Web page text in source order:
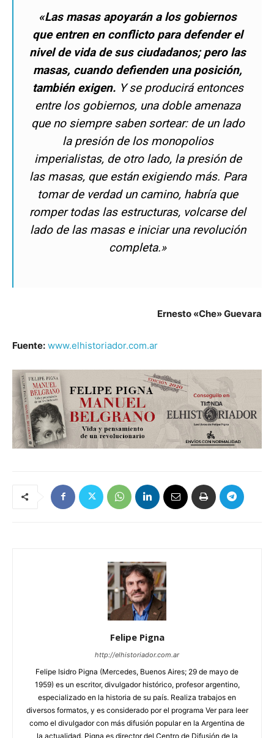
«Las masas apoyarán a los gobiernos
que entren en conflicto para defender el
nivel de vida de sus ciudadanos; pero las
masas, cuando defienden una posición,
también exigen. Y se producirá entonces
entre los gobiernos, una doble amenaza
que no siempre saben sortear: de un lado
la presión de los monopolios
imperialistas, de otro lado, la presión de
las masas, que están exigiendo más. Para
tomar de verdad un camino, habría que
romper todas las estructuras, volcarse del
lado de las masas e iniciar una revolución
completa.»
Ernesto «Che» Guevara
Fuente: www.elhistoriador.com.ar
Felipe Pigna
http://elhistoriador.com.ar
Felipe Isidro Pigna (Mercedes, Buenos Aires; 29 de mayo de
1959) es un escritor, divulgador histórico, profesor argentino,
especializado en la historia de su país. Realiza trabajos en
diversos formatos, y es considerado por el programa Ver para leer
como el divulgador con más difusión popular en la Argentina de
la actualidad. Pigna es director del Centro de Difusión de la